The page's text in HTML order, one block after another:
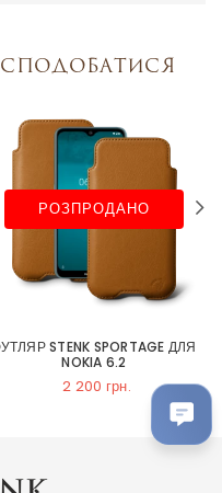
РОЗПРОДАНО
STENK SPORTAGE ДЛЯ
NOKIA 6.2
2 200 грн.